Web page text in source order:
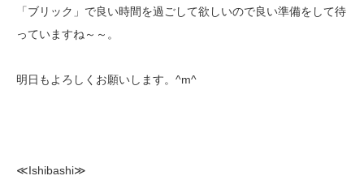
「ブリック」で良い時間を過ごして欲しいので良い準備をして待
っていますね～～。
明日もよろしくお願いします。^m^
≪Ishibashi≫